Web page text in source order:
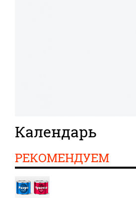
Календарь
РЕКОМЕНДУЕМ